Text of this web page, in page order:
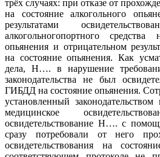
трёх случаях: при отказе от
на состояние алкогольного
результатами
алкогольногопортного
опьянения и отрицательном
на состояние опьянения. Как
дела, Н…. в нарушение
законодательства не был
ГИБДД на состояние опьянения.
установленный
медицинское
освидетельствование Н…. с
сразу потребовали от него
освидетельствования на